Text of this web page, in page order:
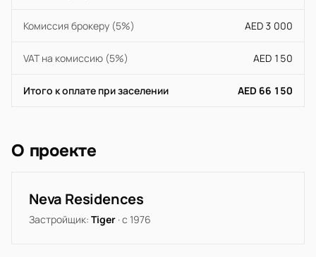
Комиссия брокеру (5%) AED 3 000
VAT на комиссию (5%) AED 150
Итого к оплате при заселении AED 66 150
О проекте
Neva Residences
Застройщик: Tiger · с 1976